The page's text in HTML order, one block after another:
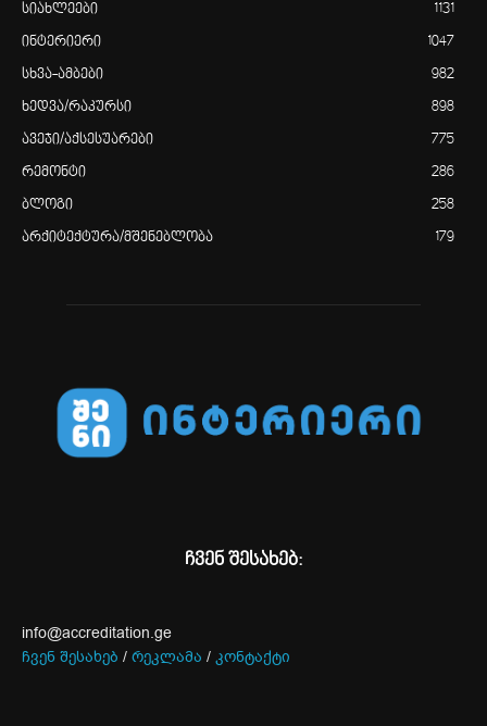
სიახლეები 1131
ინტერიერი 1047
სხვა-ამბები 982
ხედვა/რაკურსი 898
ავეჯი/აქსესუარები 775
რემონტი 286
ბლოგი 258
არქიტექტურა/მშენებლობა 179
ჩვენ შესახებ:
info@accreditation.ge
ჩვენ შესახებ / რეკლამა / კონტაქტი